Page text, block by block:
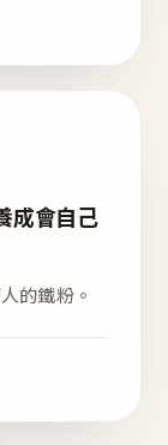
成會自己
的鐵粉。